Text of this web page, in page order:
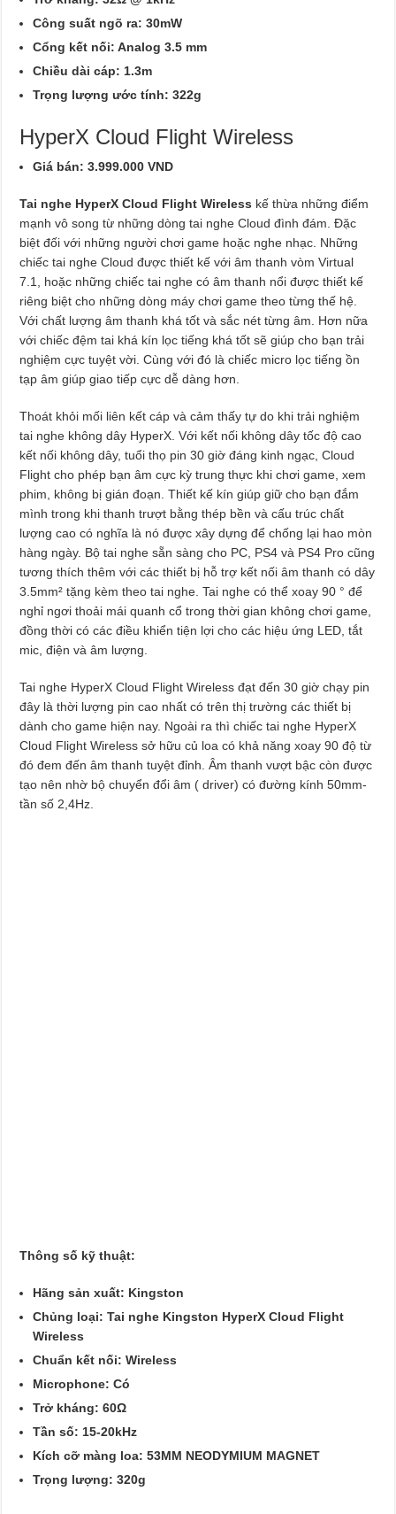
Công suất ngõ ra: 30mW
Cổng kết nối: Analog 3.5 mm
Chiều dài cáp: 1.3m
Trọng lượng ước tính: 322g
HyperX Cloud Flight Wireless
Giá bán: 3.999.000 VND
Tai nghe HyperX Cloud Flight Wireless kế thừa những điểm
mạnh vô song từ những dòng tai nghe Cloud đình đám. Đặc
biệt đối với những người chơi game hoặc nghe nhạc. Những
chiếc tai nghe Cloud được thiết kế với âm thanh vòm Virtual
7.1, hoặc những chiếc tai nghe có âm thanh nổi được thiết kế
riêng biệt cho những dòng máy chơi game theo từng thế hệ.
Với chất lượng âm thanh khá tốt và sắc nét từng âm. Hơn nữa
với chiếc đệm tai khá kín lọc tiếng khá tốt sẽ giúp cho bạn trải
nghiệm cực tuyệt vời. Cùng với đó là chiếc micro lọc tiếng ồn
tạp âm giúp giao tiếp cực dễ dàng hơn.
Thoát khỏi mối liên kết cáp và cảm thấy tự do khi trải nghiệm
tai nghe không dây HyperX. Với kết nối không dây tốc độ cao
kết nối không dây, tuổi thọ pin 30 giờ đáng kinh ngạc, Cloud
Flight cho phép bạn âm cực kỳ trung thực khi chơi game, xem
phim, không bị gián đoạn. Thiết kế kín giúp giữ cho bạn đắm
mình trong khi thanh trượt bằng thép bền và cấu trúc chất
lượng cao có nghĩa là nó được xây dựng để chống lại hao mòn
hàng ngày. Bộ tai nghe sẵn sàng cho PC, PS4 và PS4 Pro cũng
tương thích thêm với các thiết bị hỗ trợ kết nối âm thanh có dây
3.5mm² tặng kèm theo tai nghe. Tai nghe có thể xoay 90 ° để
nghỉ ngơi thoải mái quanh cổ trong thời gian không chơi game,
đồng thời có các điều khiển tiện lợi cho các hiệu ứng LED, tắt
mic, điện và âm lượng.
Tai nghe HyperX Cloud Flight Wireless đạt đến 30 giờ chạy pin
đây là thời lượng pin cao nhất có trên thị trường các thiết bị
dành cho game hiện nay. Ngoài ra thì chiếc tai nghe HyperX
Cloud Flight Wireless sở hữu củ loa có khả năng xoay 90 độ từ
đó đem đến âm thanh tuyệt đỉnh. Âm thanh vượt bậc còn được
tạo nên nhờ bộ chuyển đổi âm ( driver) có đường kính 50mm-
tần số 2,4Hz.
Thông số kỹ thuật:
Hãng sản xuất: Kingston
Chủng loại: Tai nghe Kingston HyperX Cloud Flight
Wireless
Chuẩn kết nối: Wireless
Microphone: Có
Trở kháng: 60Ω
Tần số: 15-20kHz
Kích cỡ màng loa: 53MM NEODYMIUM MAGNET
Trọng lượng: 320g